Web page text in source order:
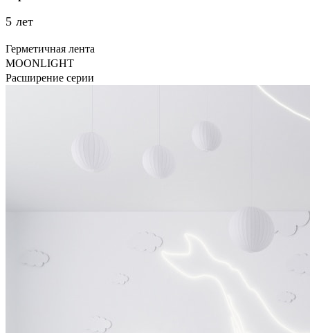
5 лет
Герметичная лента
MOONLIGHT
Расширение серии